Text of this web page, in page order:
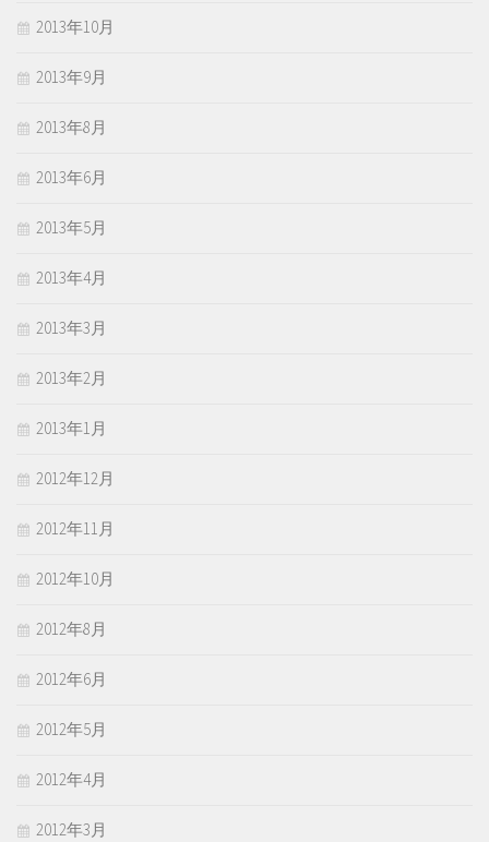
2013年10月
2013年9月
2013年8月
2013年6月
2013年5月
2013年4月
2013年3月
2013年2月
2013年1月
2012年12月
2012年11月
2012年10月
2012年8月
2012年6月
2012年5月
2012年4月
2012年3月